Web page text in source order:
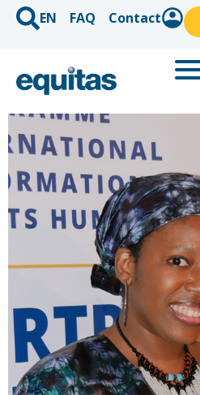
EN FAQ Contact